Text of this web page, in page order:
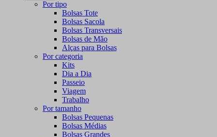
Por tipo
Bolsas Tote
Bolsas Sacola
Bolsas Transversais
Bolsas de Mão
Alças para Bolsas
Por categoria
Kits
Dia a Dia
Passeio
Viagem
Trabalho
Por tamanho
Bolsas Pequenas
Bolsas Médias
Bolsas Grandes